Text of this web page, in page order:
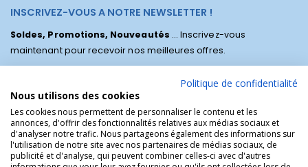
INSCRIVEZ-VOUS A NOTRE NEWSLETTER !
Soldes, Promotions, Nouveautés ... Inscrivez-vous
maintenant pour recevoir nos meilleures offres.
Politique de confidentialité
Nous utilisons des cookies
Les cookies nous permettent de personnaliser le contenu et les
annonces, d'offrir des fonctionnalités relatives aux médias sociaux et
d'analyser notre trafic. Nous partageons également des informations sur
l'utilisation de notre site avec nos partenaires de médias sociaux, de
publicité et d'analyse, qui peuvent combiner celles-ci avec d'autres